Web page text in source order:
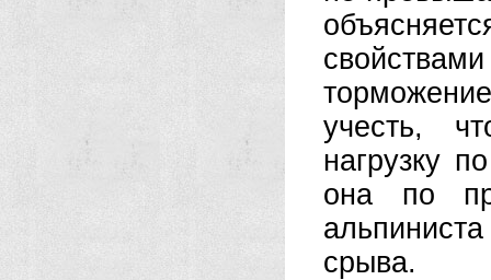
учесть,
нагрузку
она по
срыва.